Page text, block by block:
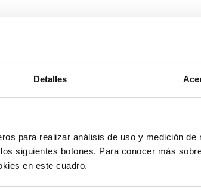
Detalles
para realizar análisis de uso y medición de
siguientes botones. Para conocer más
en este cuadro.